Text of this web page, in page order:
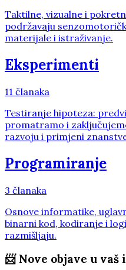
Taktilne, vizualne i
podržavaju
materijale i istraživanje.
Eksperimenti
11 članaka
Testiranje hipoteza:
promatramo i
razvoju i primjeni
Programiranje
3 članaka
Osnove informatike,
binarni kod, kodiranje i
razmišljaju.
📨 Nove objave u vaš